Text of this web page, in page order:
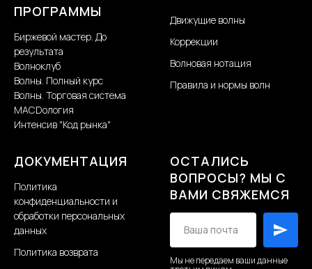
ПРОГРАММЫ
Биржевой мастер. До
результата
Волноклуб
Волны. Полный курс
Волны. Торговая система
MACDология
Интенсив "Код рынка"
Движущие волны
Коррекции
Волновая нотация
Правила и нормы волн
ДОКУМЕНТАЦИЯ
Политика
конфиденциальности и
обработки персональных
данных
Политика возврата
ОСТАЛИСЬ
ВОПРОСЫ? МЫ С
ВАМИ СВЯЖЕМСЯ
Мы не передаем ваши данные